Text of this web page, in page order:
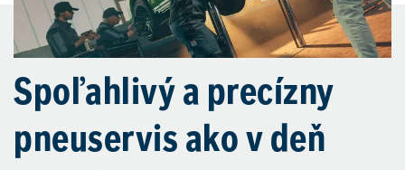
Spoľahlivý a precízny
pneuservis ako v deň